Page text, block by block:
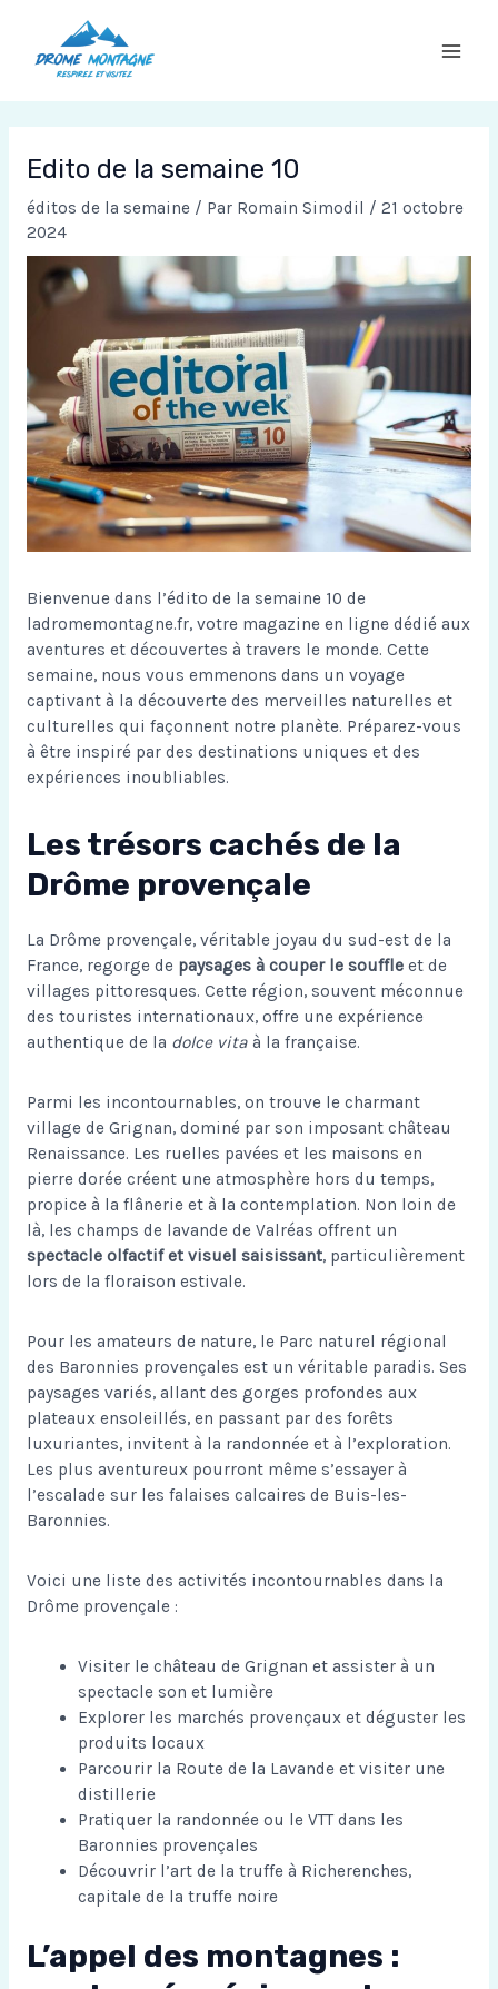
contenu
Edito de la semaine 10
éditos de la semaine / Par Romain Simodil / 21 octobre
2024
Bienvenue dans l’édito de la semaine 10 de
ladromemontagne.fr, votre magazine en ligne dédié aux
aventures et découvertes à travers le monde. Cette
semaine, nous vous emmenons dans un voyage
captivant à la découverte des merveilles naturelles et
culturelles qui façonnent notre planète. Préparez-vous
à être inspiré par des destinations uniques et des
expériences inoubliables.
Les trésors cachés de la
Drôme provençale
La Drôme provençale, véritable joyau du sud-est de la
France, regorge de paysages à couper le souffleet de
villages pittoresques. Cette région, souvent méconnue
des touristes internationaux, offre une expérience
authentique de la dolce vitaà la française.
Parmi les incontournables, on trouve le charmant
village de Grignan, dominé par son imposant château
Renaissance. Les ruelles pavées et les maisons en
pierre dorée créent une atmosphère hors du temps,
propice à la flânerie et à la contemplation. Non loin de
là, les champs de lavande de Valréas offrent un
spectacle olfactif et visuel saisissant, particulièrement
lors de la floraison estivale.
Pour les amateurs de nature, le Parc naturel régional
des Baronnies provençales est un véritable paradis. Ses
paysages variés, allant des gorges profondes aux
plateaux ensoleillés, en passant par des forêts
luxuriantes, invitent à la randonnée et à l’exploration.
Les plus aventureux pourront même s’essayer à
l’escalade sur les falaises calcaires de Buis-les-
Baronnies.
Voici une liste des activités incontournables dans la
Drôme provençale :
Visiter le château de Grignan et assister à un
spectacle son et lumière
Explorer les marchés provençaux et déguster les
produits locaux
Parcourir la Route de la Lavande et visiter une
distillerie
Pratiquer la randonnée ou le VTT dans les
Baronnies provençales
Découvrir l’art de la truffe à Richerenches,
capitale de la truffe noire
L’appel des montagnes :